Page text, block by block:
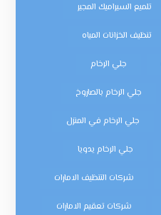
تلميع السيراميك المجير
تنظيف الخزانات المياه
جلي الرخام
جلي الرخام بالصاروخ
جلي الرخام في المنزل
جلي الرخام يدويا
شركات التنظيف الامارات
شركات تعقيم الامارات